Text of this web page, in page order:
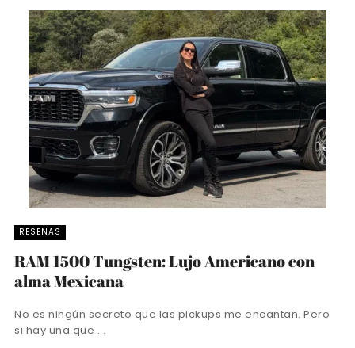
RESEÑAS
RAM 1500 Tungsten: Lujo Americano con
alma Mexicana
No es ningún secreto que las pickups me encantan. Pero
si hay una que ...